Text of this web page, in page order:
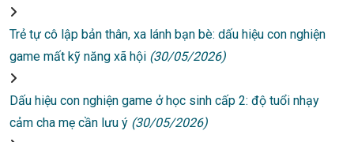
Trẻ tự cô lập bản thân, xa lánh bạn bè: dấu hiệu con nghiện
game mất kỹ năng xã hội (30/05/2026)
Dấu hiệu con nghiện game ở học sinh cấp 2: độ tuổi nhạy
cảm cha mẹ cần lưu ý (30/05/2026)